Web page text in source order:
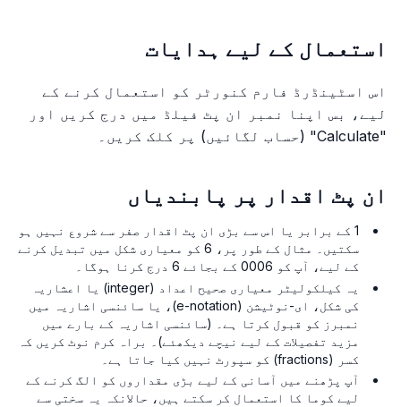
استعمال کے لیے ہدایات
اس اسٹینڈرڈ فارم کنورٹر کو استعمال کرنے کے
لیے، بس اپنا نمبر ان پٹ فیلڈ میں درج کریں اور
"Calculate" (حساب لگائیں) پر کلک کریں۔
ان پٹ اقدار پر پابندیاں
1 کے برابر یا اس سے بڑی ان پٹ اقدار صفر سے شروع نہیں ہو
سکتیں۔ مثال کے طور پر، 6 کو معیاری شکل میں تبدیل کرنے
کے لیے، آپ کو 0006 کے بجائے 6 درج کرنا ہوگا۔
یہ کیلکولیٹر معیاری صحیح اعداد (integer) یا اعشاریہ
کی شکل، ای-نوٹیشن (e-notation)، یا سائنسی اشاریہ میں
نمبرز کو قبول کرتا ہے۔ (سائنسی اشاریہ کے بارے میں
مزید تفصیلات کے لیے نیچے دیکھئے)۔ براہ کرم نوٹ کریں کہ
کسر (fractions) کو سپورٹ نہیں کیا جاتا ہے۔
آپ پڑھنے میں آسانی کے لیے بڑی مقداروں کو الگ کرنے کے
لیے کوما کا استعمال کر سکتے ہیں، حالانکہ یہ سختی سے